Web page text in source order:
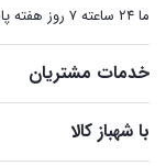
ما ۲۴ ساعته ۷ روز هفته پاسخگوی شما هستیم.
خدمات مشتریان
با شهباز کالا